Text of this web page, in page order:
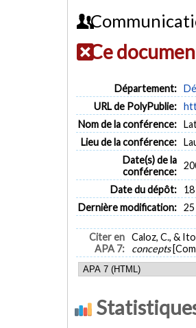
Ce
Département:
URL de PolyPublie:
Nom de la conférence:
Lieu de la conférence:
Date(s) de la
conférence:
Date du dépôt:
Dernière modification:
Citer en
APA 7:
Caloz, C., &
concepts